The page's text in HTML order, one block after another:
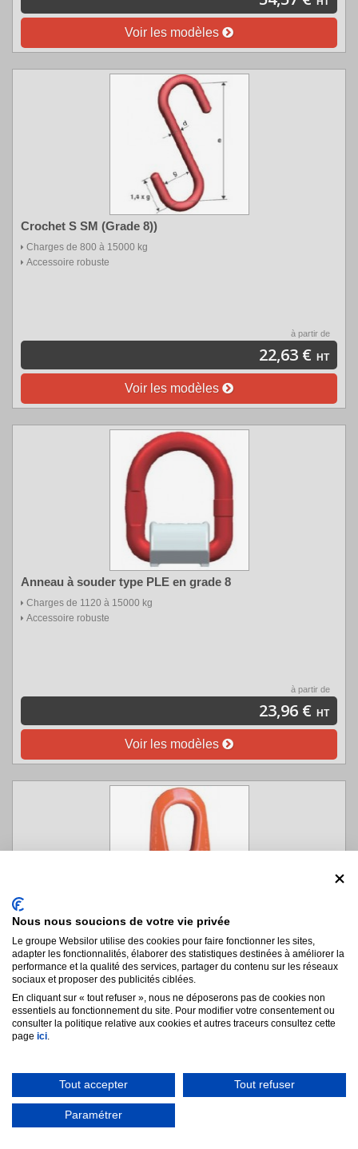
Voir les modèles
Crochet S SM (Grade 8))
Charges de 800 à 15000 kg
Accessoire robuste
à partir de
22,63 € HT
Voir les modèles
Anneau à souder type PLE en grade 8
Charges de 1120 à 15000 kg
Accessoire robuste
à partir de
23,96 € HT
Voir les modèles
Anneau de levage rotatif type DSR/DSS en...
Charges de 600 à 32100 kg
Accessoire robuste
Voir les modèles
Nous nous soucions de votre vie privée
Le groupe Websilor utilise des cookies pour faire fonctionner les sites,
adapter les fonctionnalités, élaborer des statistiques destinées à améliorer la
performance et la qualité des services, partager du contenu sur les réseaux
sociaux et proposer des publicités ciblées.
En cliquant sur « tout refuser », nous ne déposerons pas de cookies non
essentiels au fonctionnement du site. Pour modifier votre consentement ou
consulter la politique relative aux cookies et autres traceurs consultez cette
page ici.
Tout accepter Tout refuser
Paramétrer